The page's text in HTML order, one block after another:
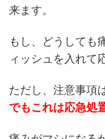
来ます。
もし、どうしても
ィッシュを入れて
ただし、注意事項
でもこれは応急処